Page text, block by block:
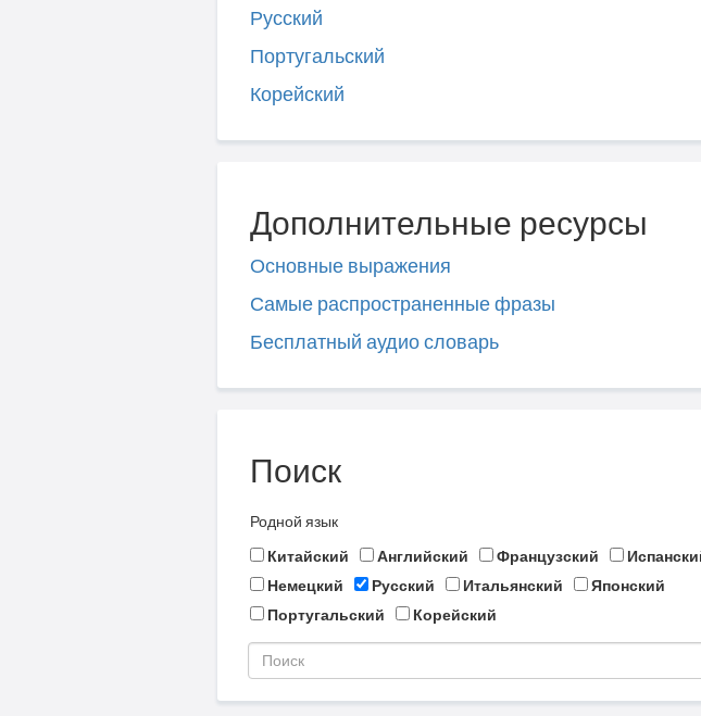
Русский
Португальский
Корейский
Дополнительные ресурсы
Основные выражения
Самые распространенные фразы
Бесплатный аудио словарь
Поиск
Родной язык
Китайский
Английский Французский
Немецкий
Русский Итальянский
Японский
Португальский
Корейский